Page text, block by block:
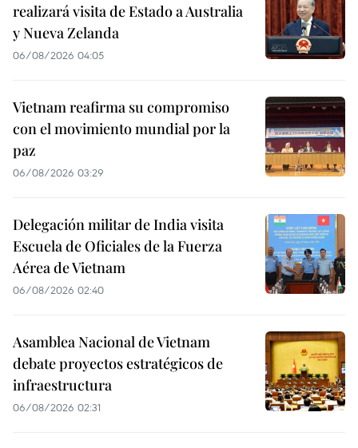
realizará visita de Estado a Australia
y Nueva Zelanda
06/08/2026 04:05
Vietnam reafirma su compromiso
con el movimiento mundial por la
paz
06/08/2026 03:29
Delegación militar de India visita
Escuela de Oficiales de la Fuerza
Aérea de Vietnam
06/08/2026 02:40
Asamblea Nacional de Vietnam
debate proyectos estratégicos de
infraestructura
06/08/2026 02:31